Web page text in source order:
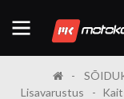
Lisavarustus